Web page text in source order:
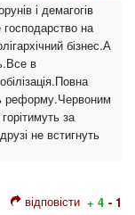
і демагогів
господарство на
бізнес.А
в
реформу.Червоним
за
не встигнуть
відповісти + 4 - 1